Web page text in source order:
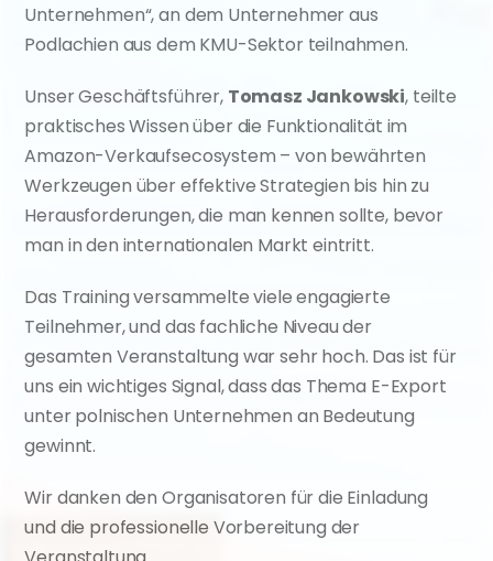
Unternehmen“, an dem Unternehmer aus
Podlachien aus dem KMU-Sektor teilnahmen.
Unser Geschäftsführer, Tomasz Jankowski, teilte
praktisches Wissen über die Funktionalität im
Amazon-Verkaufsecosystem – von bewährten
Werkzeugen über effektive Strategien bis hin zu
Herausforderungen, die man kennen sollte, bevor
man in den internationalen Markt eintritt.
Das Training versammelte viele engagierte
Teilnehmer, und das fachliche Niveau der
gesamten Veranstaltung war sehr hoch. Das ist für
uns ein wichtiges Signal, dass das Thema E-Export
unter polnischen Unternehmen an Bedeutung
gewinnt.
Wir danken den Organisatoren für die Einladung
und die professionelle Vorbereitung der